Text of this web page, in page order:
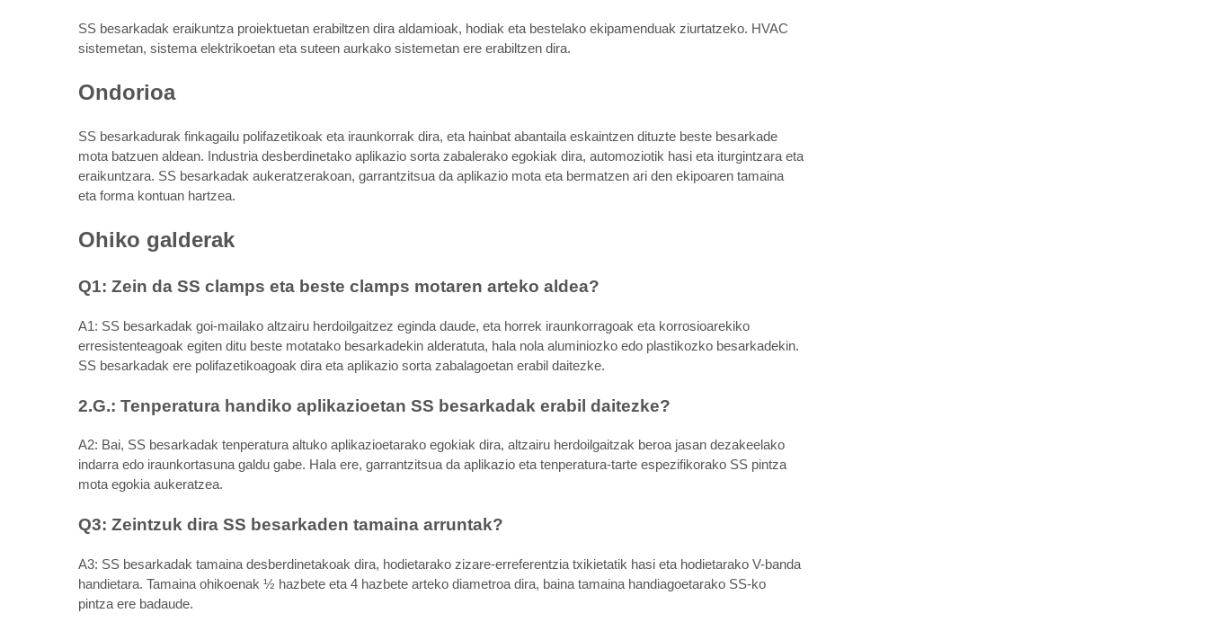
SS besarkadak eraikuntza proiektuetan erabiltzen dira aldamioak, hodiak eta bestelako ekipamenduak ziurtatzeko. HVAC
sistemetan, sistema elektrikoetan eta suteen aurkako sistemetan ere erabiltzen dira.
Ondorioa
SS besarkadurak finkagailu polifazetikoak eta iraunkorrak dira, eta hainbat abantaila eskaintzen dituzte beste besarkade
mota batzuen aldean. Industria desberdinetako aplikazio sorta zabalerako egokiak dira, automoziotik hasi eta iturgintzara eta
eraikuntzara. SS besarkadak aukeratzerakoan, garrantzitsua da aplikazio mota eta bermatzen ari den ekipoaren tamaina
eta forma kontuan hartzea.
Ohiko galderak
Q1: Zein da SS clamps eta beste clamps motaren arteko aldea?
A1: SS besarkadak goi-mailako altzairu herdoilgaitzez eginda daude, eta horrek iraunkorragoak eta korrosioarekiko
erresistenteagoak egiten ditu beste motatako besarkadekin alderatuta, hala nola aluminiozko edo plastikozko besarkadekin.
SS besarkadak ere polifazetikoagoak dira eta aplikazio sorta zabalagoetan erabil daitezke.
2.G.: Tenperatura handiko aplikazioetan SS besarkadak erabil daitezke?
A2: Bai, SS besarkadak tenperatura altuko aplikazioetarako egokiak dira, altzairu herdoilgaitzak beroa jasan dezakeelako
indarra edo iraunkortasuna galdu gabe. Hala ere, garrantzitsua da aplikazio eta tenperatura-tarte espezifikorako SS pintza
mota egokia aukeratzea.
Q3: Zeintzuk dira SS besarkaden tamaina arruntak?
A3: SS besarkadak tamaina desberdinetakoak dira, hodietarako zizare-erreferentzia txikietatik hasi eta hodietarako V-banda
handietara. Tamaina ohikoenak ½ hazbete eta 4 hazbete arteko diametroa dira, baina tamaina handiagoetarako SS-ko
pintza ere badaude.